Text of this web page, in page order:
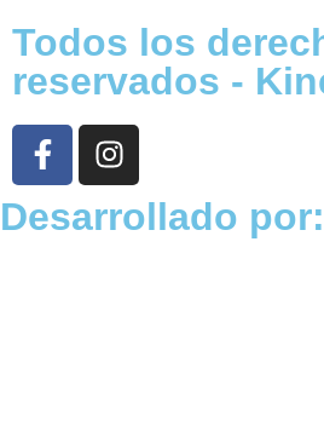
Todos los
reservados -
Desarrollado por: